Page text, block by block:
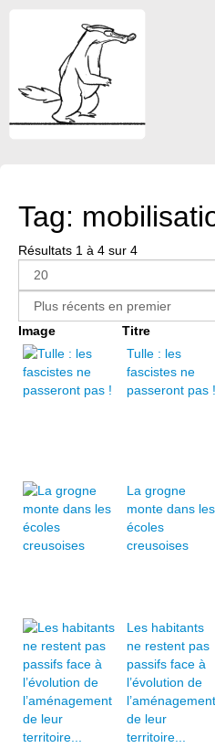
Tag:
Résultats 1 à 4 sur 4
Image Titre
Tulle : les
fascistes ne
passeront pas !
La grogne
monte dans les
écoles
creusoises
Les habitants
ne restent pas
passifs face à
l’évolution de
l’aménagement
de leur
territoire...